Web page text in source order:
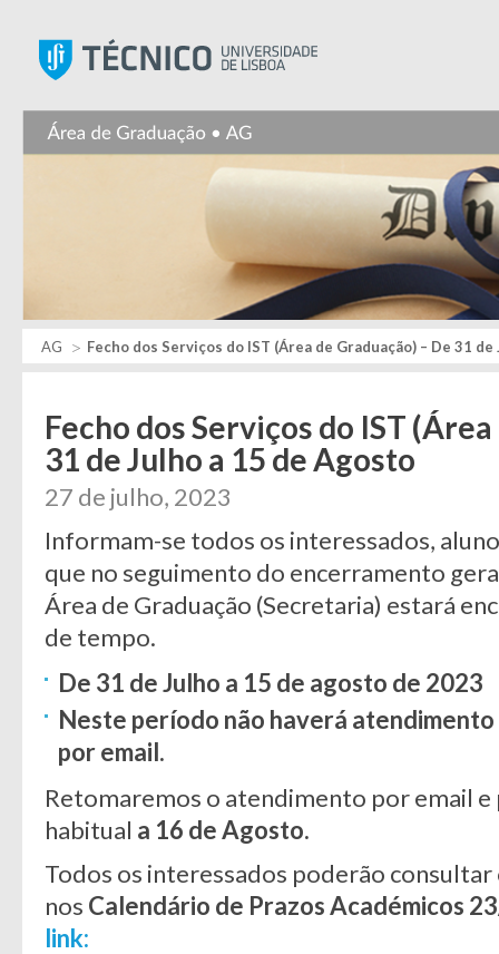
AG Fecho dos Serviços do IST (Área de Graduação) – De 31
Fecho dos Serviços do IST
31 de Julho a 15 de Agosto
27 de julho, 2023
Informam-se todos os interessados,
que no seguimento do encerramento
Área de Graduação (Secretaria) estará
de tempo.
De 31 de Julho a 15 de agosto de 2023
Neste período não haverá
por email.
Retomaremos o atendimento por email
habitual a 16 de Agosto.
Todos os interessados poderão consultar
nos Calendário de Prazos Académicos
link: